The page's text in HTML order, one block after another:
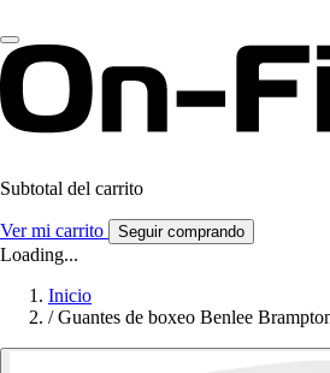
Subtotal del carrito
Ver mi carrito Seguir comprando
Loading...
Inicio
/ Guantes de boxeo Benlee